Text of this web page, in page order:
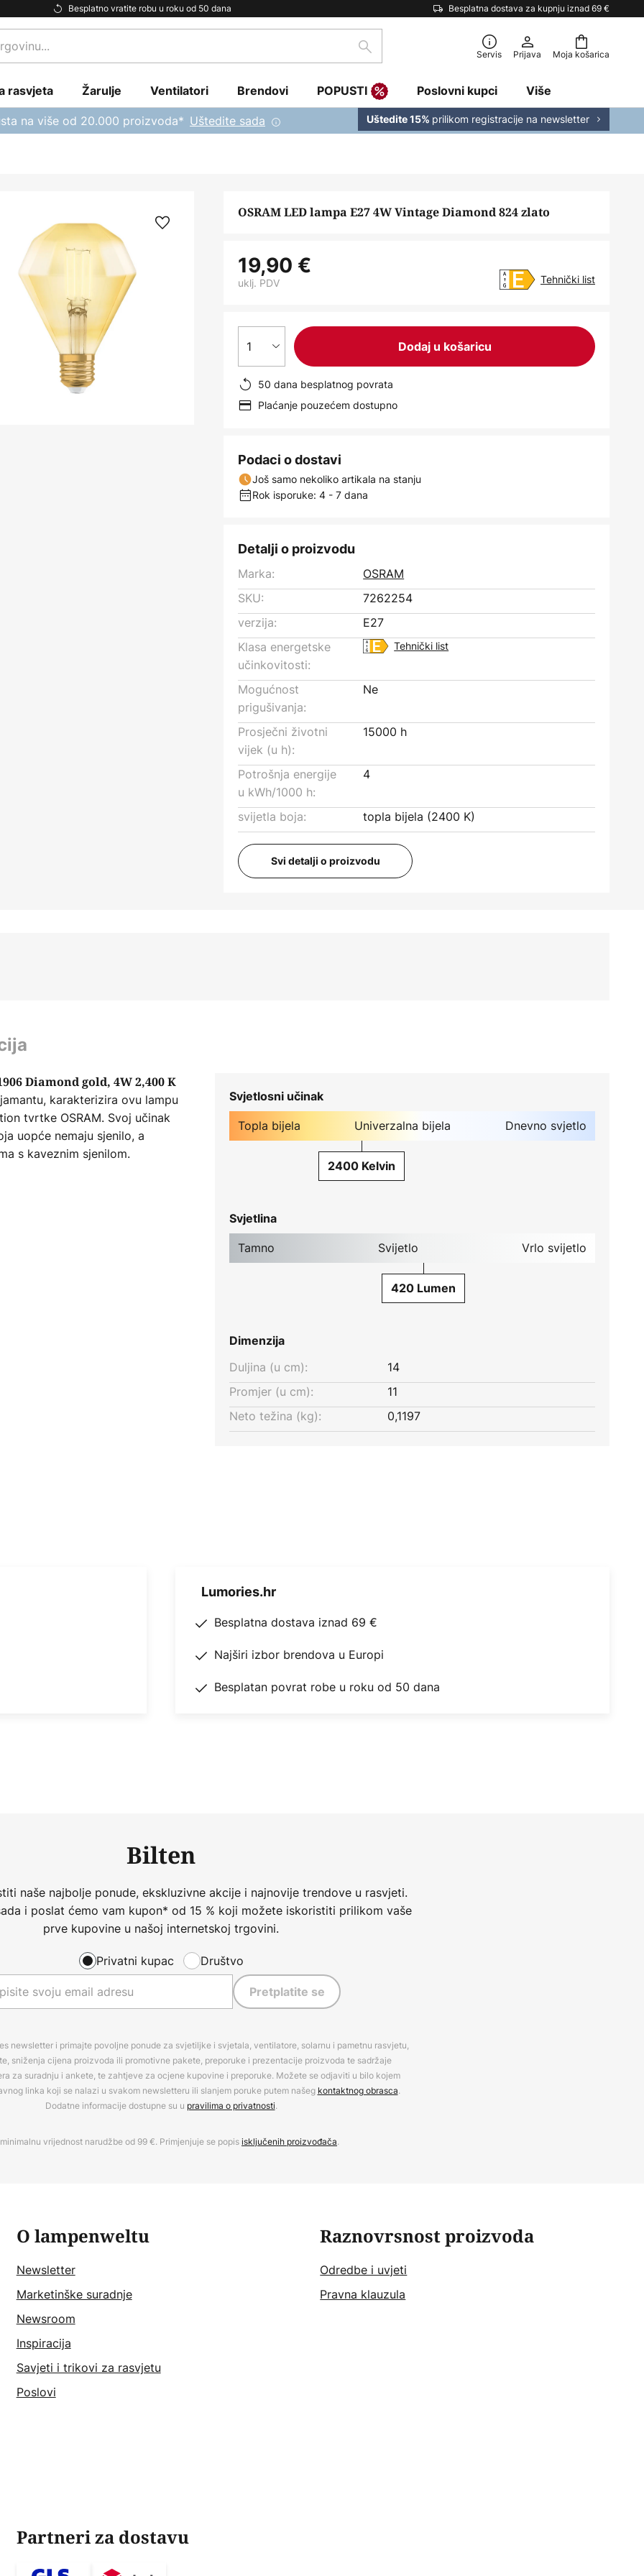
Besplatno vratite robu u roku od 50 dana Besplatna dostava za kupnju iznad 69 €
Moja košarica
traži Servis Prijava
rasvjeta Žarulje Ventilatori Brendovi POPUSTI Poslovni kupci Više
na više od 20.000 proizvoda* Uštedite sada Uštedite 15% prilikom registracije na newsletter
OSRAM LED lampa E27 4W Vintage Diamond 824 zlato
19,90 €
uklj. PDV Tehnički list
1 Dodaj u košaricu
50 dana besplatnog povrata
Plaćanje pouzećem dostupno
Podaci o dostavi
Još samo nekoliko artikala na stanju
Rok isporuke: 4 - 7 dana
Detalji o proizvodu
Marka:
OSRAM
SKU:
7262254
verzija:
E27
Klasa energetske
učinkovitosti:
Tehnički list
Mogućnost
prigušivanja:
Ne
Prosječni životni
vijek (u h):
15000 h
Potrošnja energije
u kWh/1000 h:
4
svijetla boja: topla bijela (2400 K)
Svi detalji o proizvodu
Diamond gold, 4W 2,400 K
karakterizira ovu lampu
tvrtke OSRAM. Svoj učinak
uopće nemaju sjenilo, a
s kaveznim sjenilom.
niti 40 W
Svjetlosni učinak
Topla bijela Univerzalna bijela Dnevno svjetlo
2400 Kelvin
Svjetlina
Tamno Svijetlo Vrlo svijetlo
420 Lumen
Dimenzija
Duljina (u cm):
14
Promjer (u cm):
11
Neto težina (kg):
0,1197
Lumories.hr
Besplatna dostava iznad 69 €
Najširi izbor brendova u Europi
Besplatan povrat robe u roku od 50 dana
Bilten
naše najbolje ponude, ekskluzivne akcije i najnovije trendove u rasvjeti.
i poslat ćemo vam kupon* od 15 % koji možete iskoristiti prilikom vaše
prve kupovine u našoj internetskoj trgovini.
Privatni kupac Društvo
Pretplatite se
newsletter i primajte povoljne ponude za svjetiljke i svjetala, ventilatore, solarnu i pametnu rasvjetu,
sniženja cijena proizvoda ili promotivne pakete, preporuke i prezentacije proizvoda te sadržaje
za suradnju i ankete, te zahtjeve za ocjene kupovine i preporuke. Možete se odjaviti u bilo kojem
linka koji se nalazi u svakom newsletteru ili slanjem poruke putem našeg kontaktnog obrasca.
Dodatne informacije dostupne su u pravilima o privatnosti.
vrijednost narudžbe od 99 €. Primjenjuje se popisisključenih proizvođača.
O lampenweltu
Newsletter
Marketinške suradnje
Newsroom
Inspiracija
Savjeti i trikovi za rasvjetu
Poslovi
Raznovrsnost proizvoda
Odredbe i uvjeti
Pravna klauzula
Partneri za dostavu